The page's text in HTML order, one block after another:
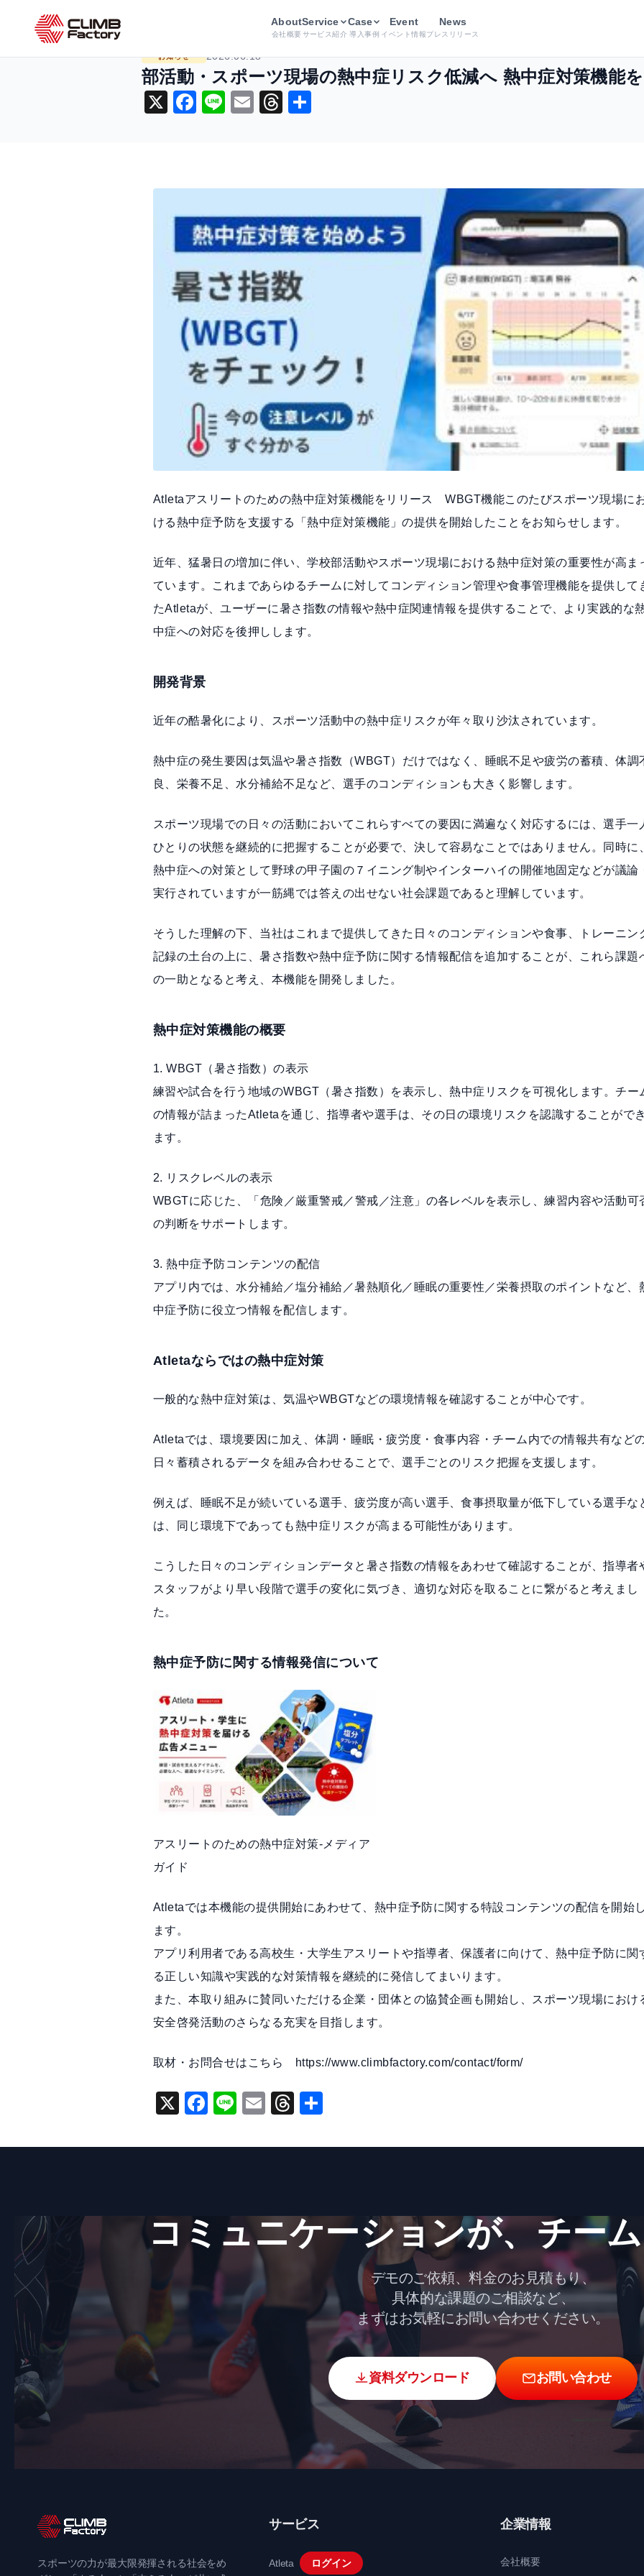
About
会社概要
Service
サービス紹介
Case
導入事例
Event
イベント情報
News
プレスリリース
お知らせ 2026.06.18
部活動・スポーツ現場の熱中症リスク低減へ 熱中症対策機能
X
F
b
o
o
Li
E
T
d
s
Atletaアスリートのための熱中症対策機能をリリース WBGT機能このたびスポーツ現場に
ける熱中症予防を支援する「熱中症対策機能」の提供を開始したことをお知らせします。
近年、猛暑日の増加に伴い、学校部活動やスポーツ現場における熱中症対策の重要性が高ま
ています。これまであらゆるチームに対してコンディション管理や食事管理機能を提供して
たAtletaが、ユーザーに暑さ指数の情報や熱中症関連情報を提供することで、より実践的な
中症への対応を後押しします。
開発背景
近年の酷暑化により、スポーツ活動中の熱中症リスクが年々取り沙汰されています。
熱中症の発生要因は気温や暑さ指数（WBGT）だけではなく、睡眠不足や疲労の蓄積、体調
良、栄養不足、水分補給不足など、選手のコンディションも大きく影響します。
スポーツ現場での日々の活動においてこれらすべての要因に満遍なく対応するには、選手一
ひとりの状態を継続的に把握することが必要で、決して容易なことではありません。同時に、
熱中症への対策として野球の甲子園の７イニング制やインターハイの開催地固定などが議論
実行されていますが一筋縄では答えの出せない社会課題であると理解しています。
そうした理解の下、当社はこれまで提供してきた日々のコンディションや食事、トレーニン
記録の土台の上に、暑さ指数や熱中症予防に関する情報配信を追加することが、これら課題
の一助となると考え、本機能を開発しました。
熱中症対策機能の概要
1. WBGT（暑さ指数）の表示
練習や試合を行う地域のWBGT（暑さ指数）を表示し、熱中症リスクを可視化します。チー
の情報が詰まったAtletaを通じ、指導者や選手は、その日の環境リスクを認識することができ
ます。
2. リスクレベルの表示
WBGTに応じた、「危険／厳重警戒／警戒／注意」の各レベルを表示し、練習内容や活動可
の判断をサポートします。
3. 熱中症予防コンテンツの配信
アプリ内では、水分補給／塩分補給／暑熱順化／睡眠の重要性／栄養摂取のポイントなど、
中症予防に役立つ情報を配信します。
Atletaならではの熱中症対策
一般的な熱中症対策は、気温やWBGTなどの環境情報を確認することが中心です。
Atletaでは、環境要因に加え、体調・睡眠・疲労度・食事内容・チーム内での情報共有など
日々蓄積されるデータを組み合わせることで、選手ごとのリスク把握を支援します。
例えば、睡眠不足が続いている選手、疲労度が高い選手、食事摂取量が低下している選手な
は、同じ環境下であっても熱中症リスクが高まる可能性があります。
こうした日々のコンディションデータと暑さ指数の情報をあわせて確認することが、指導者
スタッフがより早い段階で選手の変化に気づき、適切な対応を取ることに繋がると考えまし
た。
熱中症予防に関する情報発信について
アスリートのための熱中症対策-メディア
ガイド
Atletaでは本機能の提供開始にあわせて、熱中症予防に関する特設コンテンツの配信を開始し
ます。
アプリ利用者である高校生・大学生アスリートや指導者、保護者に向けて、熱中症予防に関
る正しい知識や実践的な対策情報を継続的に発信してまいります。
また、本取り組みに賛同いただける企業・団体との協賛企画も開始し、スポーツ現場におけ
安全啓発活動のさらなる充実を目指します。
取材・お問合せはこちら https://www.climbfactory.com/contact/form/
X
F
c
o
o
k
Li
e
E
ai
T
e
s
コミュニケーションが、​チーム
デモのご依頼、料金のお見積もり、
具体的な課題のご相談など、
まずはお気軽にお問い合わせください。
資料ダウンロード お問い合わせ
スポーツの力が最大限発揮される社会をめ
サービス
Atleta ログイン
企業情報
会社概要